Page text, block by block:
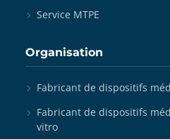
Service MTPE
Organisation
Fabricant de dispositifs
Fabricant de dispositifs
vitro